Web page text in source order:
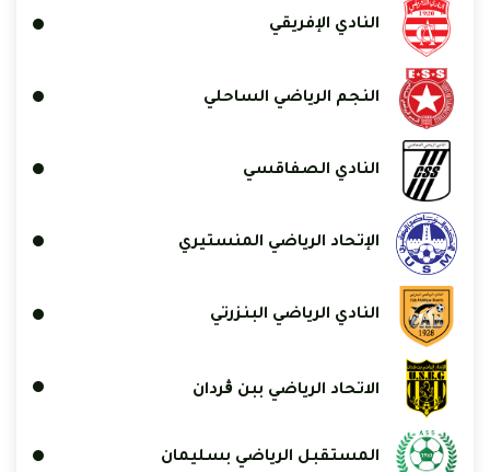
النادي الإفريقي
النجم الرياضي الساحلي
النادي الصفاقسي
الإتحاد الرياضي المنستيري
النادي الرياضي البنزرتي
الاتحاد الرياضي ببن ڨردان
المستقبل الرياضي بسليمان